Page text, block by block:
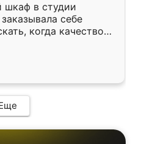
шкаф в студии
себе
когда качеством
кухня уже почти